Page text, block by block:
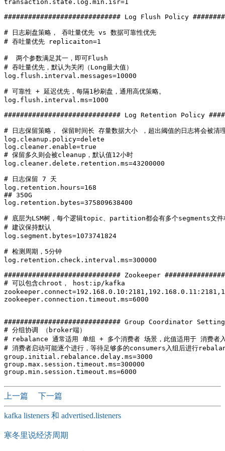
transaction.state.log.min.isr=1
############################# Log Flush Policy
# 日志刷盘策略， 吞吐量优先 vs 数据可靠性优先
# 吞吐量优先 replicaiton=1
#  两个参数满足其一，即可Flush
# 吞吐量优先，默认为关闭（Long最大值）
log.flush.interval.messages=10000
# 可靠性 + 延迟优先，每隔1秒刷盘，通用高优策略。
log.flush.interval.ms=1000
############################# Log Retention Policy
# 日志保留策略， 保留时间长 存量数据大小 ，超出阈值的日志将会被
log.cleanup.policy=delete
log.cleaner.enable=true
# 保留多久则会被cleanup，默认值12小时
log.cleaner.delete.retention.ms=43200000
# 日志保留 7 天
log.retention.hours=168
## 350G
log.retention.bytes=375809638400
# 底层为LSM树，每个逻辑topic、partition都会有多个segments文
# 建议保持默认
log.segment.bytes=1073741824
# 检测周期，5分钟
log.retention.check.interval.ms=300000
############################# Zookeeper
# 可以包含chroot， host:ip/kafka
zookeeper.connection.timeout.ms=6000
############################# Group Coordinator
# 分组协调 （broker端）
# rebalance 通常适用 单组 + 多个消费者 场景，此值适用于 消费
# 消费者启动可能逐个进行，等待足够多的consumers入组后进行
group.initial.rebalance.delay.ms=3000
group.max.session.timeout.ms=300000
上一篇 下一篇
kafka listeners 和 advertised.listeners
寒冬里说经济周期